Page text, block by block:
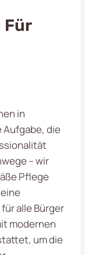
in
Aufgabe, die
– wir
Pflege
alle Bürger
modernen
um die